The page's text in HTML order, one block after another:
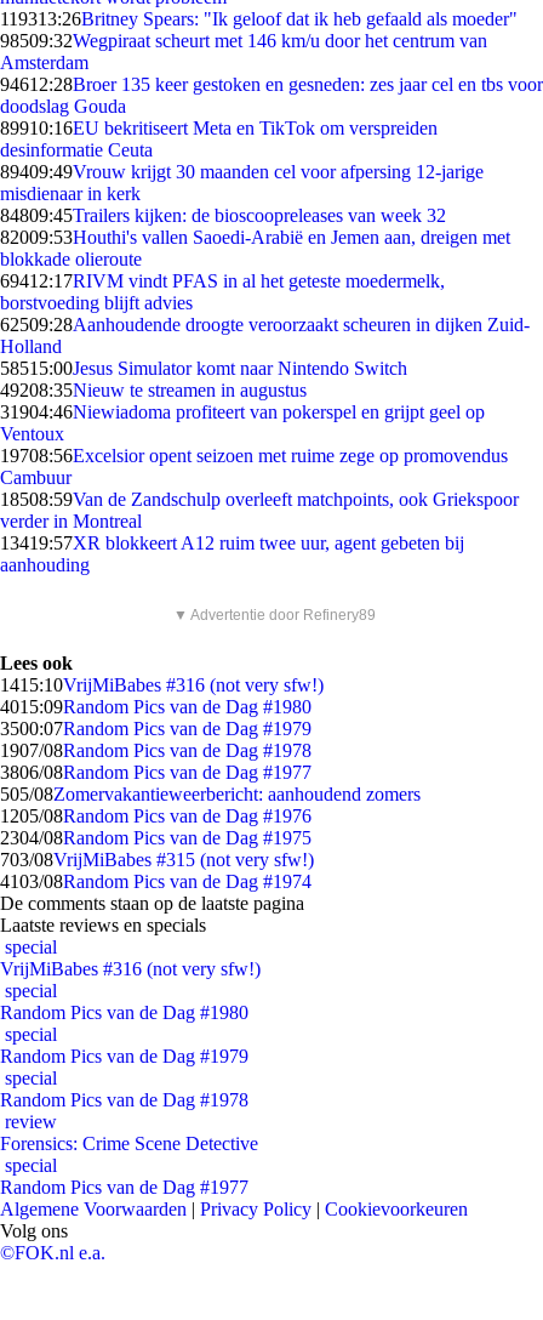
119313:26Britney Spears: "Ik geloof dat ik heb gefaald als moeder"
98509:32Wegpiraat scheurt met 146 km/u door het centrum van
Amsterdam
94612:28Broer 135 keer gestoken en gesneden: zes jaar cel en tbs voor
doodslag Gouda
89910:16EU bekritiseert Meta en TikTok om verspreiden
desinformatie Ceuta
89409:49Vrouw krijgt 30 maanden cel voor afpersing 12-jarige
misdienaar in kerk
84809:45Trailers kijken: de bioscoopreleases van week 32
82009:53Houthi's vallen Saoedi-Arabië en Jemen aan, dreigen met
blokkade olieroute
69412:17RIVM vindt PFAS in al het geteste moedermelk,
borstvoeding blijft advies
62509:28Aanhoudende droogte veroorzaakt scheuren in dijken Zuid-
Holland
58515:00Jesus Simulator komt naar Nintendo Switch
49208:35Nieuw te streamen in augustus
31904:46Niewiadoma profiteert van pokerspel en grijpt geel op
Ventoux
19708:56Excelsior opent seizoen met ruime zege op promovendus
Cambuur
18508:59Van de Zandschulp overleeft matchpoints, ook Griekspoor
verder in Montreal
13419:57XR blokkeert A12 ruim twee uur, agent gebeten bij
aanhouding
▼ Advertentie door Refinery89
Lees ook
1415:10VrijMiBabes #316 (not very sfw!)
4015:09Random Pics van de Dag #1980
3500:07Random Pics van de Dag #1979
1907/08Random Pics van de Dag #1978
3806/08Random Pics van de Dag #1977
505/08Zomervakantieweerbericht: aanhoudend zomers
1205/08Random Pics van de Dag #1976
2304/08Random Pics van de Dag #1975
703/08VrijMiBabes #315 (not very sfw!)
4103/08Random Pics van de Dag #1974
De comments staan op de laatste pagina
Laatste reviews en specials
special
VrijMiBabes #316 (not very sfw!)
special
Random Pics van de Dag #1980
special
Random Pics van de Dag #1979
special
Random Pics van de Dag #1978
review
Forensics: Crime Scene Detective
special
Random Pics van de Dag #1977
Algemene Voorwaarden | Privacy Policy | Cookievoorkeuren
Volg ons
©FOK.nl e.a.